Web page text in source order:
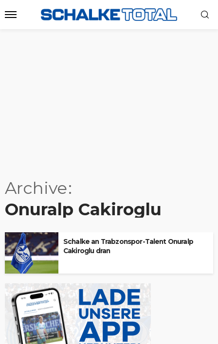
Archive
Onuralp Cakiroglu
Schalke an Trabzonspor-Talent Onuralp
Cakiroglu dran